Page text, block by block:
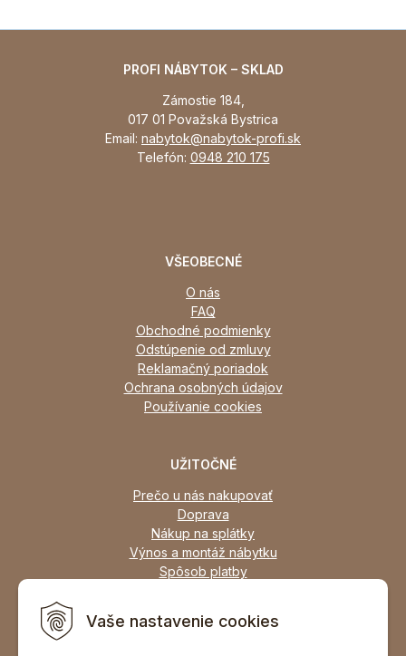
Vaše nastavenie cookies
PROFI NÁBYTOK – SKLAD
Zámostie 184,
017 01 Považská Bystrica
Email: nabytok@nabytok-profi.sk
Telefón: 0948 210 175
VŠEOBECNÉ
O nás
FAQ
Obchodné podmienky
Odstúpenie od zmluvy
Reklamačný poriadok
Ochrana osobných údajov
Používanie cookies
UŽITOČNÉ
Prečo u nás nakupovať
Doprava
Nákup na splátky
Výnos a montáž nábytku
Spôsob platby
Zariadime všetky typy interiérov